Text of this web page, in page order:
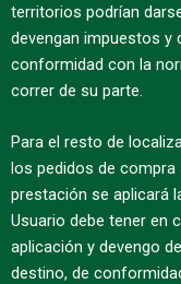
territorios podrían
devengan impuestos y
conformidad con la
correr de su parte.
Para el resto de
los pedidos de compra
prestación se aplicará
Usuario debe tener en
aplicación y devengo
destino, de